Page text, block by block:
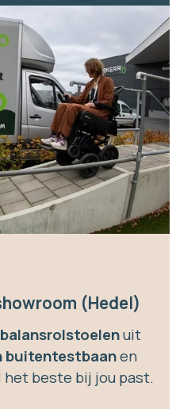
(Hedel)
uit
buitentestbaanen
beste bij jou past.